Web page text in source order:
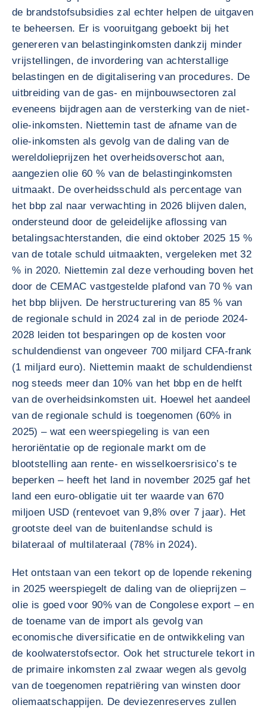
de brandstofsubsidies zal echter helpen de uitgaven
te beheersen. Er is vooruitgang geboekt bij het
genereren van belastinginkomsten dankzij minder
vrijstellingen, de invordering van achterstallige
belastingen en de digitalisering van procedures. De
uitbreiding van de gas- en mijnbouwsectoren zal
eveneens bijdragen aan de versterking van de niet-
olie-inkomsten. Niettemin tast de afname van de
olie-inkomsten als gevolg van de daling van de
wereldolieprijzen het overheidsoverschot aan,
aangezien olie 60 % van de belastinginkomsten
uitmaakt. De overheidsschuld als percentage van
het bbp zal naar verwachting in 2026 blijven dalen,
ondersteund door de geleidelijke aflossing van
betalingsachterstanden, die eind oktober 2025 15 %
van de totale schuld uitmaakten, vergeleken met 32
% in 2020. Niettemin zal deze verhouding boven het
door de CEMAC vastgestelde plafond van 70 % van
het bbp blijven. De herstructurering van 85 % van
de regionale schuld in 2024 zal in de periode 2024-
2028 leiden tot besparingen op de kosten voor
schuldendienst van ongeveer 700 miljard CFA-frank
(1 miljard euro). Niettemin maakt de schuldendienst
nog steeds meer dan 10% van het bbp en de helft
van de overheidsinkomsten uit. Hoewel het aandeel
van de regionale schuld is toegenomen (60% in
2025) – wat een weerspiegeling is van een
heroriëntatie op de regionale markt om de
blootstelling aan rente- en wisselkoersrisico’s te
beperken – heeft het land in november 2025 gaf het
land een euro-obligatie uit ter waarde van 670
miljoen USD (rentevoet van 9,8% over 7 jaar). Het
grootste deel van de buitenlandse schuld is
bilateraal of multilateraal (78% in 2024).
Het ontstaan van een tekort op de lopende rekening
in 2025 weerspiegelt de daling van de olieprijzen –
olie is goed voor 90% van de Congolese export – en
de toename van de import als gevolg van
economische diversificatie en de ontwikkeling van
de koolwaterstofsector. Ook het structurele tekort in
de primaire inkomsten zal zwaar wegen als gevolg
van de toegenomen repatriëring van winsten door
oliemaatschappijen. De deviezenreserves zullen